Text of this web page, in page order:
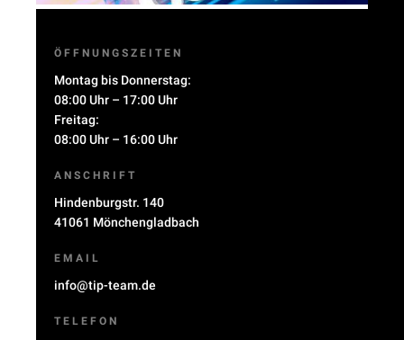
ÖFFNUNGSZEITEN
Montag bis Donnerstag:
08:00 Uhr – 17:00 Uhr
Freitag:
08:00 Uhr – 16:00 Uhr
ANSCHRIFT
Hindenburgstr. 140
41061 Mönchengladbach
EMAIL
info@tip-team.de
TELEFON